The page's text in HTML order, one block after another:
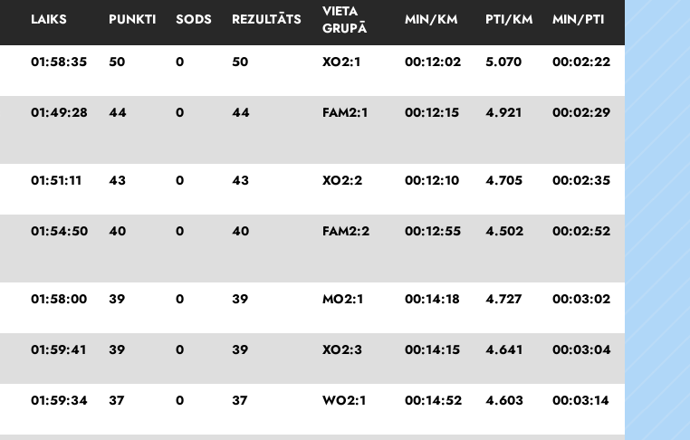
LAIKS PUNKTI SODS REZULTĀTS
VIETA
GRUPĀ
MIN/KM PTI/KM MIN/PTI
01:58:35 50 0 50 XO2:1 00:12:02 5.070 00:02:22
01:49:28 44 0 44 FAM2:1 00:12:15 4.921 00:02:29
01:51:11 43 0 43 XO2:2 00:12:10 4.705 00:02:35
01:54:50 40 0 40 FAM2:2 00:12:55 4.502 00:02:52
01:58:00 39 0 39 MO2:1 00:14:18 4.727 00:03:02
01:59:41 39 0 39 XO2:3 00:14:15 4.641 00:03:04
01:59:34 37 0 37 WO2:1 00:14:52 4.603 00:03:14